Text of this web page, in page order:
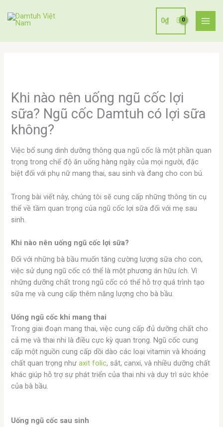
0₫
Khi nào nên uống ngũ cốc lợi
sữa? Ngũ cốc Damtuh có lợi sữa
không?
Việc bổ sung dinh dưỡng thông qua ngũ cốc là một phần quan
trọng trong chế độ ăn uống hàng ngày của mọi người, đặc
biệt đối với phụ nữ mang thai, sau sinh và đang cho con bú.
Trong bài viết này, chúng tôi sẽ cung cấp những thông tin cụ
thể về tầm quan trọng của ngũ cốc lợi sữa đối với mẹ sau
sinh.
Khi nào nên uống ngũ cốc lợi sữa?
Đối với những bà bầu muốn tăng cường lượng sữa cho con,
việc sử dụng ngũ cốc có thể là một phương án hữu ích. Vì
những dưỡng chất trong ngũ cốc có thể hỗ trợ quá trình tạo
sữa mẹ và cung cấp thêm năng lượng cho bà bầu.
Uống ngũ cốc khi mang thai
Trong giai đoạn mang thai, việc cung cấp đủ dưỡng chất cho
cả mẹ và thai nhi là điều cực kỳ quan trọng. Ngũ cốc cung
cấp một nguồn cung cấp dồi dào các loại vitamin và khoáng
chất quan trọng nhưaxit folic, sắt, canxi, và nhiều dưỡng chất
khác giúp hỗ trợ sự phát triển của thai nhi và duy trì sức khỏe
của bà bầu.
Uống ngũ cốc sau sinh